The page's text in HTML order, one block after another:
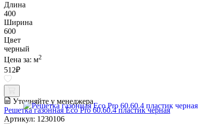
Длина
400
Ширина
600
Цвет
черный
Цена за: м2
512₽
Уточняйте у менеджера
Решетка газонная Eco Pro 60.60.4 пластик черная
Артикул: 1230106